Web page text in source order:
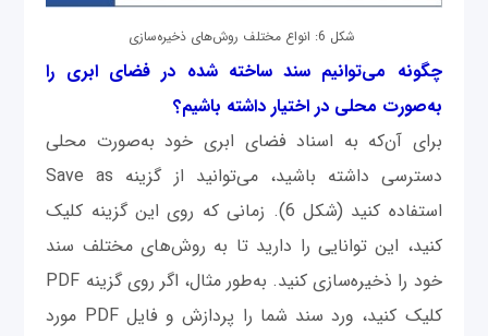
شکل 6: انواع مختلف روش‌های ذخیره‌سازی
چگونه می‌توانیم سند ساخته شده در فضای ابری را
به‌صورت محلی در اختیار داشته باشیم؟
برای آن‌که به اسناد فضای ابری خود به‌صورت محلی
دسترسی داشته باشید، می‌توانید از گزینه Save as
استفاده کنید (شکل 6). زمانی‌ که روی این گزینه کلیک
کنید، این توانایی را دارید تا به روش‌های مختلف سند
خود را ذخیره‌سازی کنید. به‌طور مثال، اگر روی گزینه PDF
کلیک کنید، ورد سند شما را پردازش و فایل PDF مورد